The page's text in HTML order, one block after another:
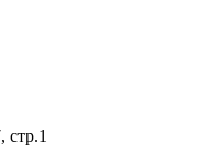
стр.1